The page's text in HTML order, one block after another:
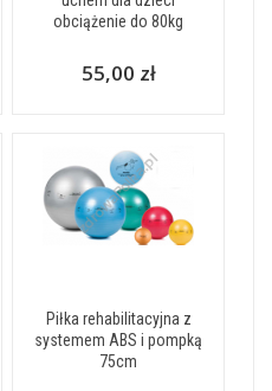
obciążenie do 80kg
55,00 zł
Piłka rehabilitacyjna z
systemem ABS i pompką
75cm